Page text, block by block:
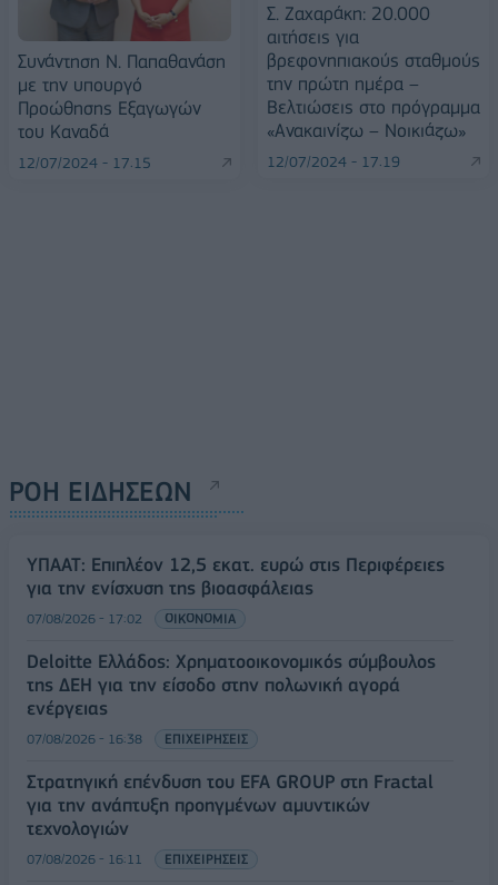
Συνάντηση Ν. Παπαθανάση
με την υπουργό
Προώθησης Εξαγωγών
του Καναδά
12/07/2024 - 17:15
Σ. Ζαχαράκη: 20.000
αιτήσεις για
βρεφονηπιακούς σταθμούς
την πρώτη ημέρα –
Βελτιώσεις στο πρόγραμμα
«Ανακαινίζω – Νοικιάζω»
12/07/2024 - 17:19
ΡΟΗ ΕΙΔΗΣΕΩΝ
ΥΠΑΑΤ: Επιπλέον 12,5 εκατ. ευρώ στις Περιφέρειες
για την ενίσχυση της βιοασφάλειας
07/08/2026 - 17:02 ΟΙΚΟΝΟΜΙΑ
Deloitte Ελλάδος: Χρηματοοικονομικός σύμβουλος
της ΔΕΗ για την είσοδο στην πολωνική αγορά
ενέργειας
07/08/2026 - 16:38 ΕΠΙΧΕΙΡΗΣΕΙΣ
Στρατηγική επένδυση του EFA GROUP στη Fractal
για την ανάπτυξη προηγμένων αμυντικών
τεχνολογιών
07/08/2026 - 16:11 ΕΠΙΧΕΙΡΗΣΕΙΣ